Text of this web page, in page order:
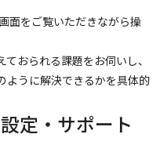
面をご覧いただきながら操
おられる課題をお伺いし、
ように解決できるかを具体的
定・サポート